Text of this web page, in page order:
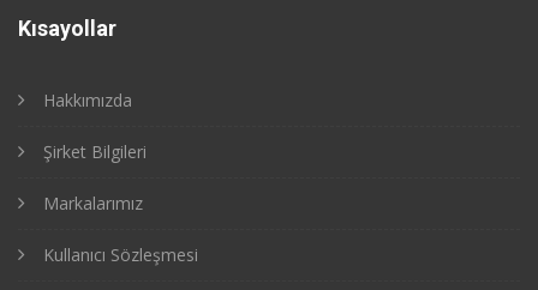
Kısayollar
Hakkımızda
Şirket Bilgileri
Markalarımız
Kullanıcı Sözleşmesi